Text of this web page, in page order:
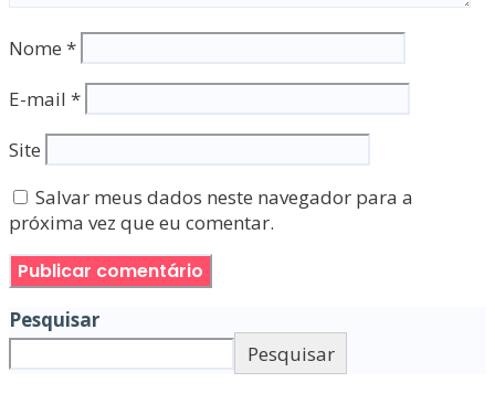
Nome *
E-mail *
Site
Salvar meus dados neste navegador para a
próxima vez que eu comentar.
Pesquisar
Pesquisar